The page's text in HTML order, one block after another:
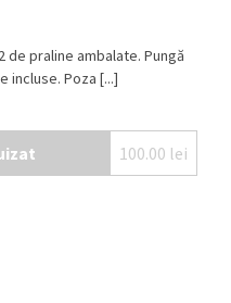
de praline ambalate. Pungă
incluse. Poza [...]
100.00 lei